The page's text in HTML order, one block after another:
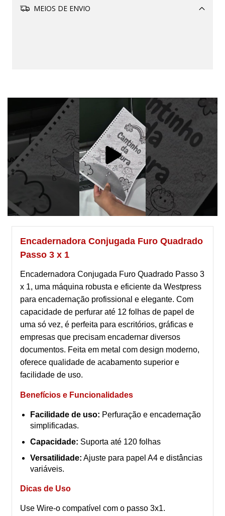
MEIOS DE ENVIO
Encadernadora Conjugada Furo Quadrado
Passo 3 x 1
Encadernadora Conjugada Furo Quadrado Passo 3
x 1, uma máquina robusta e eficiente da Westpress
para encadernação profissional e elegante. Com
capacidade de perfurar até 12 folhas de papel de
uma só vez, é perfeita para escritórios, gráficas e
empresas que precisam encadernar diversos
documentos. Feita em metal com design moderno,
oferece qualidade de acabamento superior e
facilidade de uso.
Benefícios e Funcionalidades
Facilidade de uso: Perfuração e encadernação
simplificadas.
Capacidade: Suporta até 120 folhas
Versatilidade: Ajuste para papel A4 e distâncias
variáveis.
Dicas de Uso
Use Wire-o compatível com o passo 3x1.